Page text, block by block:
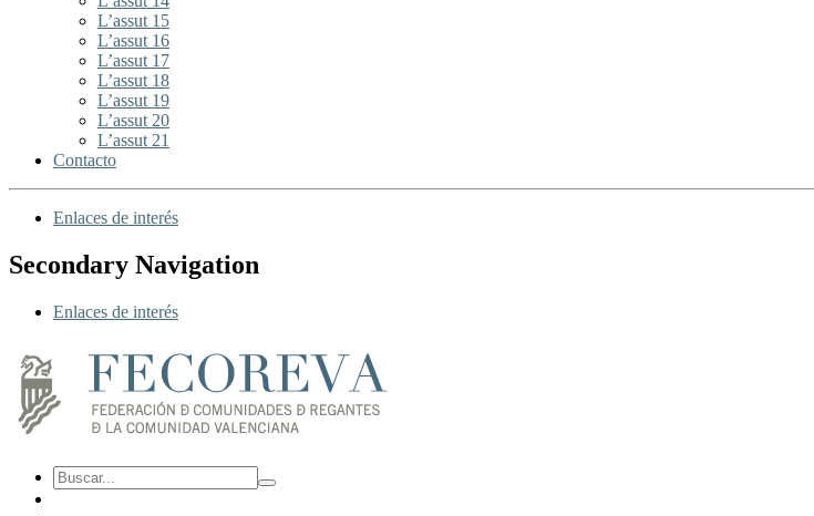
L’assut 15
L’assut 16
L’assut 17
L’assut 18
L’assut 19
L’assut 20
L’assut 21
Contacto
Enlaces de interés
Secondary Navigation
Enlaces de interés